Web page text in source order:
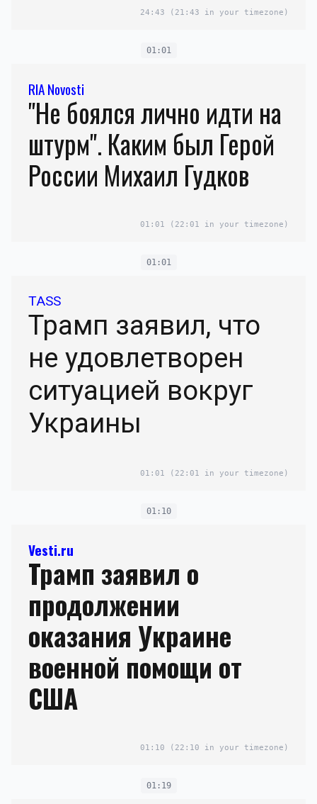
24:43 (21:43 in your timezone)
01:01
RIA Novosti
"Не боялся лично идти на
штурм". Каким был Герой
России Михаил Гудков
01:01 (22:01 in your timezone)
01:01
TASS
Трамп заявил, что
не удовлетворен
ситуацией вокруг
Украины
01:01 (22:01 in your timezone)
01:10
Vesti.ru
Трамп заявил о
продолжении
оказания Украине
военной помощи от
США
01:10 (22:10 in your timezone)
01:19